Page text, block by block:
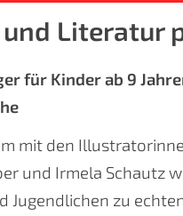
Literatur
für Kinder ab 9
mit den
und Irmela Schautz
Jugendlichen zu